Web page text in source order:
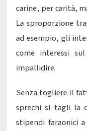
carine, per carità,
La sproporzione
ad esempio, gli
come interessi
impallidire.
Senza togliere il
sprechi si tagli la
stipendi faraonici